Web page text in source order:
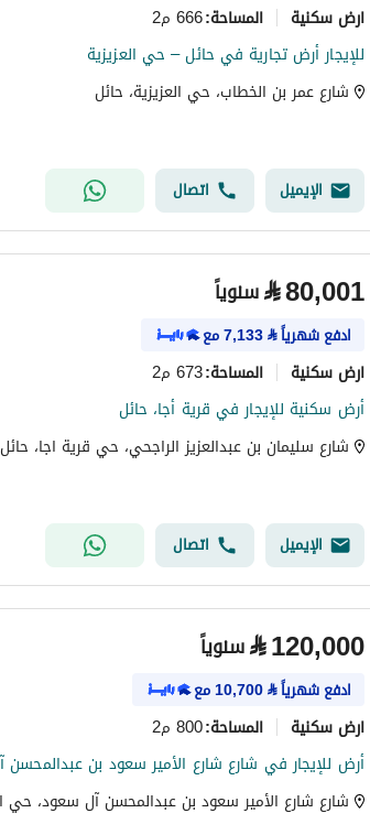
ارض سكنية المساحة:666 م2
للإيجار أرض تجارية في حائل – حي العزيزية
شارع عمر بن الخطاب، حي العزيزية، حائل
الإيميل اتصال
⃁80,001 سنوياً
ادفع شهرياً⃁
7,133مع
ارض سكنية المساحة:673 م2
أرض سكنية للإيجار في قرية أجا، حائل
شارع سليمان بن عبدالعزيز الراجحي، حي قرية اجا، حائل
الإيميل اتصال
⃁120,000 سنوياً
ادفع شهرياً⃁
10,700مع
ارض سكنية المساحة:800 م2